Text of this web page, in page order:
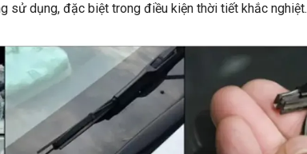
sử dụng, đặc biệt trong điều kiện thời tiết khắc nghiệt.